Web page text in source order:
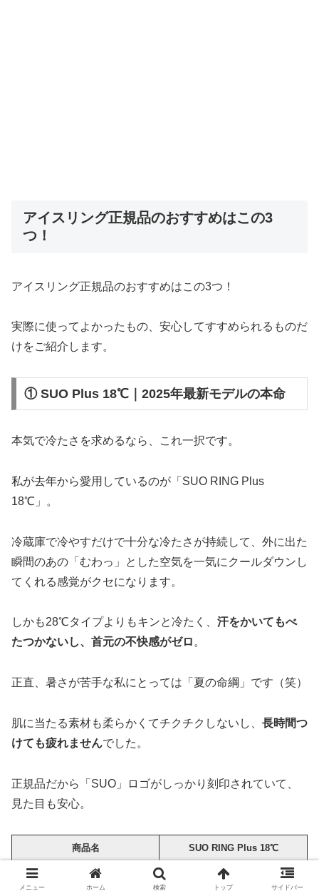
アイスリング正規品のおすすめはこの3
つ！
アイスリング正規品のおすすめはこの3つ！
実際に使ってよかったもの、安心してすすめられるものだ
けをご紹介します。
① SUO Plus 18℃｜2025年最新モデルの本命
本気で冷たさを求めるなら、これ一択です。
私が去年から愛用しているのが「SUO RING Plus
18℃」。
冷蔵庫で冷やすだけで十分な冷たさが持続して、外に出た
瞬間のあの「むわっ」とした空気を一気にクールダウンし
てくれる感覚がクセになります。
しかも28℃タイプよりもキンと冷たく、 汗をかいてもべ
たつかないし、首元の不快感がゼロ 。
正直、暑さが苦手な私にとっては「夏の命綱」です（笑）
肌に当たる素材も柔らかくてチクチクしないし、 長時間つ
けても疲れませんでした。
正規品だから「SUO」ロゴがしっかり刻印されていて、
見た目も安心。
商品名 SUO RING Plus 18℃
ブランド SUO（スオ）
メニュー ホーム 検索 トップ サイドバー